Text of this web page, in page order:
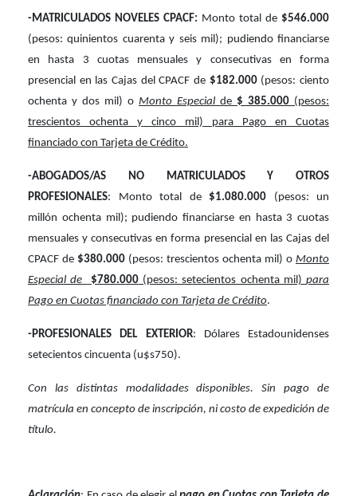
-MATRICULADOS NOVELES CPACF: Monto total de $546.000
(pesos: quinientos cuarenta y seis mil); pudiendo financiarse
en hasta 3 cuotas mensuales y consecutivas en forma
presencial en las Cajas del CPACF de $182.000(pesos: ciento
ochenta y dos mil) o Monto Especial de $ 385.000 (pesos:
trescientos ochenta y cinco mil) para Pago en Cuotas
financiado con Tarjeta de Crédito.
-ABOGADOS/AS NO MATRICULADOS Y OTROS
PROFESIONALES: Monto total de $1.080.000 (pesos: un
millón ochenta mil); pudiendo financiarse en hasta 3 cuotas
mensuales y consecutivas en forma presencial en las Cajas del
CPACF de $380.000 (pesos: trescientos ochenta mil) o Monto
Especial de
$780.000(pesos: setecientos ochenta mil) para
Pago en Cuotas financiado con Tarjeta de Crédito.
-PROFESIONALES DEL EXTERIOR: Dólares Estadounidenses
setecientos cincuenta (u$s750).
Con las distintas modalidades disponibles. Sin pago de
matrícula en concepto de inscripción, ni costo de expedición de
título.